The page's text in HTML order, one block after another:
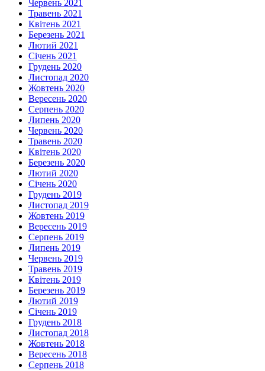
Червень 2021
Травень 2021
Квітень 2021
Березень 2021
Лютий 2021
Січень 2021
Грудень 2020
Листопад 2020
Жовтень 2020
Вересень 2020
Серпень 2020
Липень 2020
Червень 2020
Травень 2020
Квітень 2020
Березень 2020
Лютий 2020
Січень 2020
Грудень 2019
Листопад 2019
Жовтень 2019
Вересень 2019
Серпень 2019
Липень 2019
Червень 2019
Травень 2019
Квітень 2019
Березень 2019
Лютий 2019
Січень 2019
Грудень 2018
Листопад 2018
Жовтень 2018
Вересень 2018
Серпень 2018